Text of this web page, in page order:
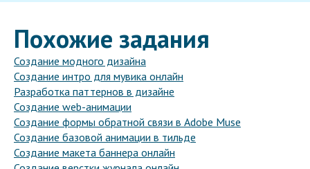
Похожие задания
Создание модного дизайна
Создание интро для мувика онлайн
Разработка паттернов в дизайне
Создание web-анимации
Создание формы обратной связи в Adobe Muse
Создание базовой анимации в тильде
Создание макета баннера онлайн